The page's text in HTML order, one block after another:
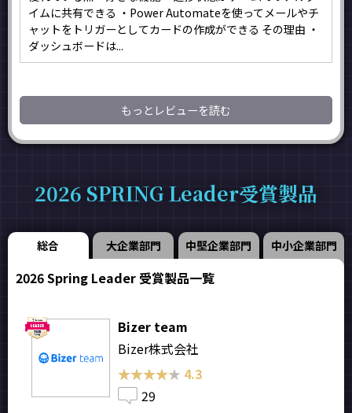
イムに共有できる ・Power Automateを使ってメールやチ
ャットをトリガーとしてカードの作成ができる その理由 ・
ダッシュボードは...
もっとレビューを読む
2026 SPRING Leader受賞製品
総合 大企業部門 中堅企業部門 中小企業部門
2026 Spring Leader 受賞製品一覧
Bizer team
Bizer株式会社
★★★★★
★★★★★ 4.3
29